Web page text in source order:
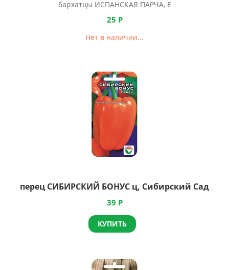
бархатцы ИСПАНСКАЯ ПАРЧА, Е
25 Р
Нет в наличии...
перец СИБИРСКИЙ БОНУС ц, Сибирский Сад
39 Р
КУПИТЬ